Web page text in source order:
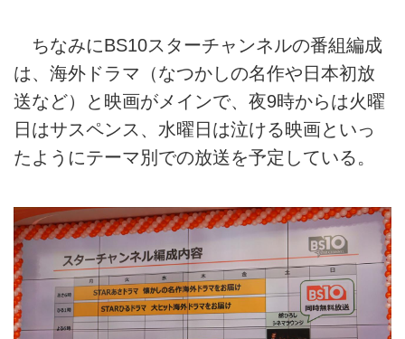
ちなみにBS10スターチャンネルの番組編成
は、海外ドラマ（なつかしの名作や日本初放
送など）と映画がメインで、夜9時からは火曜
日はサスペンス、水曜日は泣ける映画といっ
たようにテーマ別での放送を予定している。